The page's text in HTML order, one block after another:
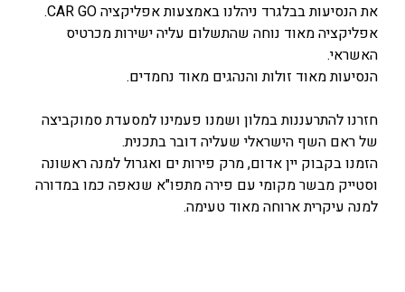
את הנסיעות בבלגרד ניהלנו באמצעות אפליקציה CAR GO.
אפליקציה מאוד נוחה שהתשלום עליה ישירות מכרטיס
האשראי.
הנסיעות מאוד זולות והנהגים מאוד נחמדים.
חזרנו להתרעננות במלון ושמנו פעמינו למסעדת סמוקביצה
של ראם השף הישראלי שעליה דובר בתכנית.
הזמנו בקבוק יין אדום, מרק פירות ים ואגרול למנה ראשונה
וסטייק מבשר מקומי עם פירה מתפו"א שנאפה כמו במדורה
למנה עיקרית ארוחה מאוד טעימה.